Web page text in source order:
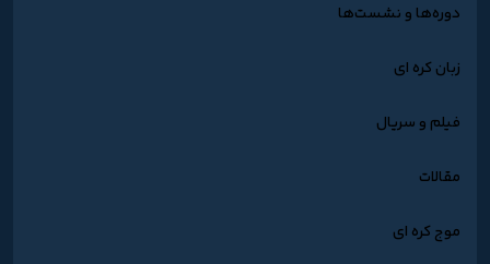
دوره‌ها و نشست‌ها
زبان کره ای
فیلم و سریال
مقالات
موج کره ای